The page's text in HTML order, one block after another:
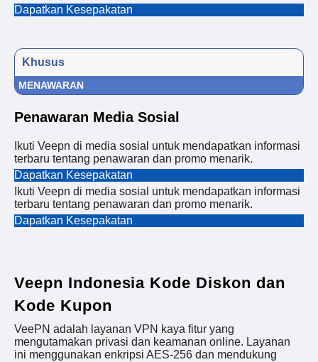
Dapatkan Kesepakatan
Khusus
MENAWARAN
Penawaran Media Sosial
Ikuti Veepn di media sosial untuk mendapatkan informasi
terbaru tentang penawaran dan promo menarik.
Dapatkan Kesepakatan
Ikuti Veepn di media sosial untuk mendapatkan informasi
terbaru tentang penawaran dan promo menarik.
Dapatkan Kesepakatan
Veepn Indonesia Kode Diskon dan
Kode Kupon
VeePN adalah layanan VPN kaya fitur yang
mengutamakan privasi dan keamanan online. Layanan
ini menggunakan enkripsi AES-256 dan mendukung